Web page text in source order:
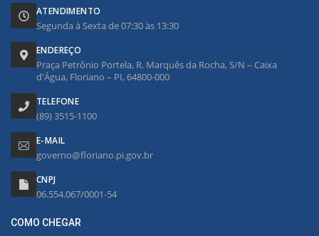
ATENDIMENTO
Segunda à Sexta de 07:30 às 13:30
ENDEREÇO
Praça Petrônio Portela, R. Marquês da Rocha, S/N – Caixa
d'Água, Floriano – PI, 64800-000
TELEFONE
(89) 3515-1100
E-MAIL
governo@floriano.pi.gov.br
CNPJ
06.554.067/0001-54
COMO CHEGAR